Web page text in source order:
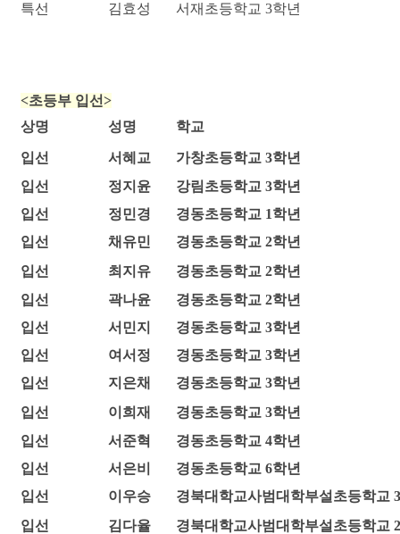
특선
김효성 서재초등학교 3학년
<초등부 입선>
상명
성명 학교
입선 서혜교
가창초등학교 3학년
입선
정지윤
강림초등학교 3학년
입선
정민경
경동초등학교 1학년
입선
채유민
경동초등학교 2학년
입선
최지유
경동초등학교 2학년
입선
곽나윤
경동초등학교 2학년
입선
서민지
경동초등학교 3학년
입선
여서정
경동초등학교 3학년
입선
지은채
경동초등학교 3학년
입선
이희재
경동초등학교 3학년
입선
서준혁
경동초등학교 4학년
입선
서은비
경동초등학교 6학년
입선
이우승
경북대학교사범대학부설초등학교
입선
김다율
경북대학교사범대학부설초등학교